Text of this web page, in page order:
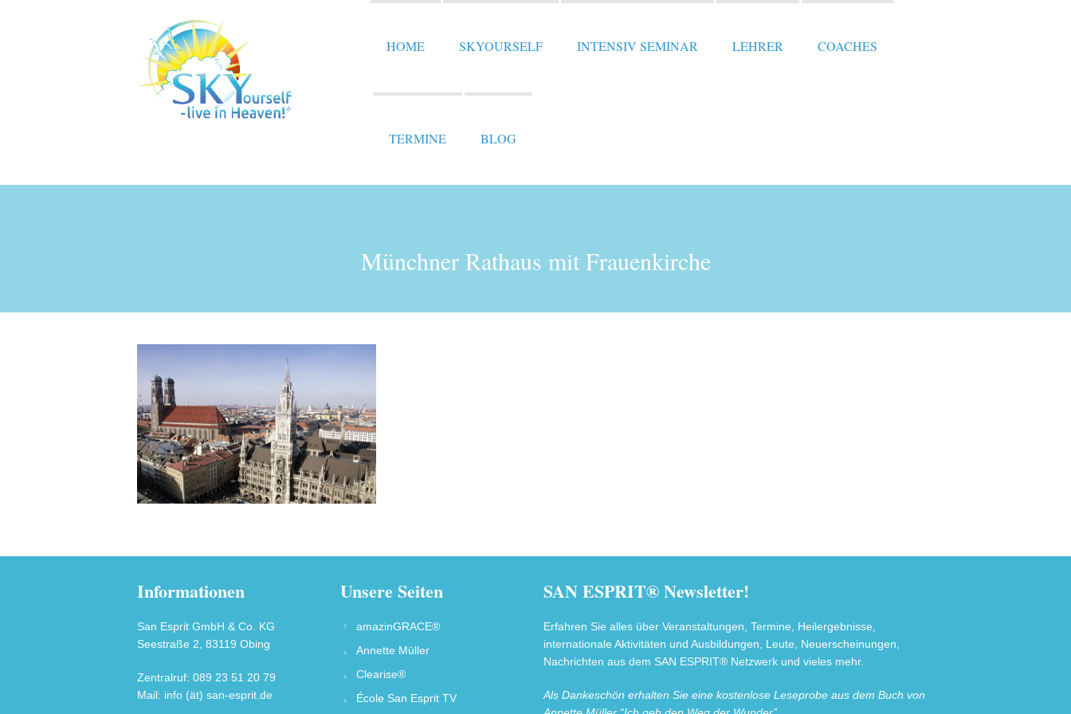
HOME SKYOURSELF INTENSIV SEMINAR LEHRER COACHES
TERMINE BLOG
Münchner Rathaus mit Frauenkirche
Informationen
San Esprit GmbH & Co. KG
Seestraße 2, 83119 Obing
Zentralruf: 089 23 51 20 79
Mail: info (ät) san-esprit.de
Unsere Seiten
amazinGRACE®
Annette Müller
Clearise®
École San Esprit TV
SAN ESPRIT® Newsletter!
Erfahren Sie alles über Veranstaltungen, Termine, Heilergebnisse,
internationale Aktivitäten und Ausbildungen, Leute, Neuerscheinungen,
Nachrichten aus dem SAN ESPRIT® Netzwerk und vieles mehr.
Als Dankeschön erhalten Sie eine kostenlose Leseprobe aus dem Buch von